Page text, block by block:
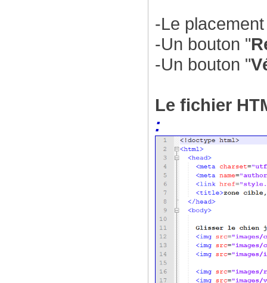
-Le
-Un bouton "
-Un bouton "
Le fichier
: